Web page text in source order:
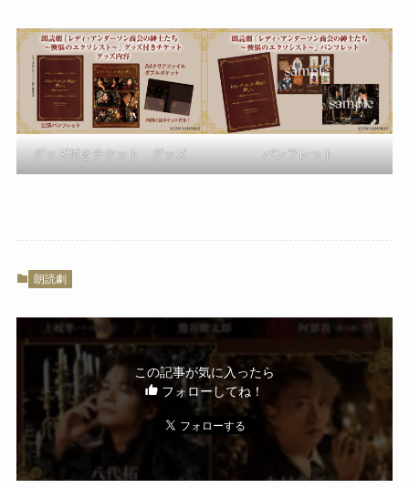
グッズ付きチケット グッズ パンフレット
朗読劇
この記事が気に入ったら
フォローしてね！